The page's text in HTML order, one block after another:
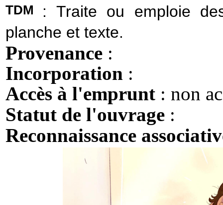
TDM
: Traite ou emploie
planche et texte.
Provenance :
Incorporation :
Accès à l'emprunt : non
Statut de l'ouvrage :
Reconnaissance